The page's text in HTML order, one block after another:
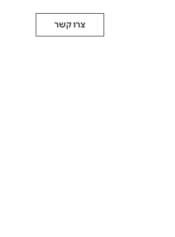
צרו קשר